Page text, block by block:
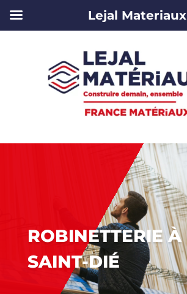
ROBINETTERIE À
SAINT-DIÉ
Lejal Materiaux